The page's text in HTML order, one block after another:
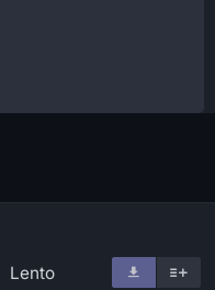
Lento